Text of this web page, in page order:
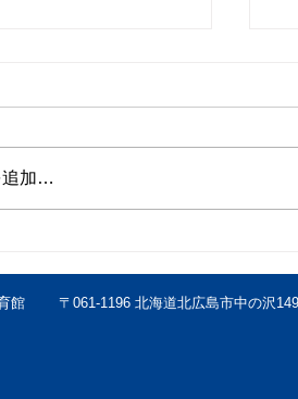
追加…
館 〒061-1196 北海道北広島市中の沢